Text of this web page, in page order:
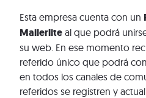
Esta empresa cuenta con un
Mailerlite al que podrá
su web. En ese momento
referido único que podrá
en todos los canales de
referidos se registren y